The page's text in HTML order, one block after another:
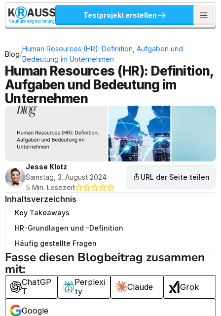
Neukundengewinnung
Testprojekt erstellen
Blog/
Human Resources (HR): Definition, Aufgaben und
Bedeutung im Unternehmen
Human Resources (HR): Definition,
Aufgaben und Bedeutung im
Unternehmen
Jesse Klotz
Samstag, 3. August 2024
5 Min. Lesezeit
URL der Seite teilen
Inhaltsverzeichnis
Key Takeaways
HR-Grundlagen und -Definition
Häufig gestellte Fragen
Fasse diesen Blogbeitrag zusammen
mit:
ChatGP
T
Perplexi
ty
Claude Grok
Google